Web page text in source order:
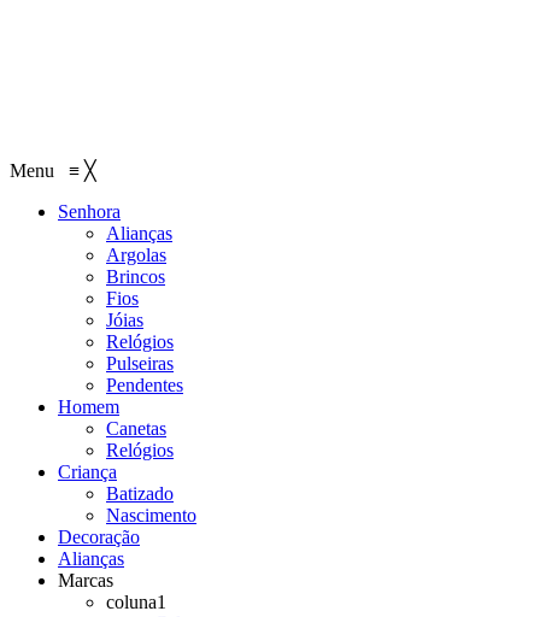
Menu ≡ ╳
Senhora
Alianças
Argolas
Brincos
Fios
Jóias
Relógios
Pulseiras
Pendentes
Homem
Canetas
Relógios
Criança
Batizado
Nascimento
Decoração
Alianças
Marcas
coluna1